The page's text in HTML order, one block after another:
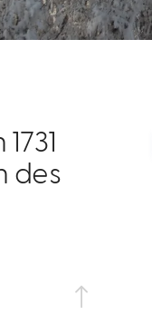
des